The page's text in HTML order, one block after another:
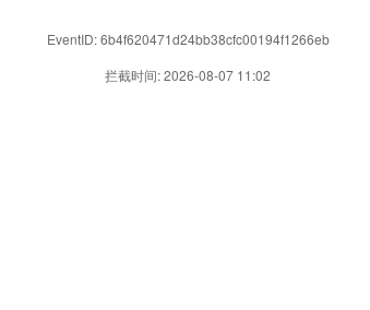
EventID: 6b4f620471d24bb38cfc00194f1266eb
拦截时间: 2026-08-07 11:02